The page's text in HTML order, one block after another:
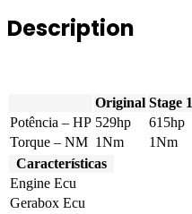
Description
Original Stage 1
Potência – HP 529hp 615hp
Torque – NM 1Nm 1Nm
Características
Engine Ecu
Gerabox Ecu